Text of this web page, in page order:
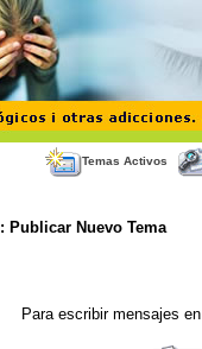
Temas Activos
: Publicar Nuevo Tema
Para escribir mensajes